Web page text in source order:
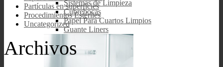
Sistemas de Limpieza
Cubrebocas
Papel Para Cuartos Limpios
Guante Liners
Partículas en superficies
Procedimientos Estériles
Uncategorized
Archivos